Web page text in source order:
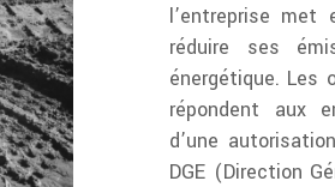
l’entreprise met
réduire ses
énergétique. Les
répondent aux
d’une
DGE (Direction